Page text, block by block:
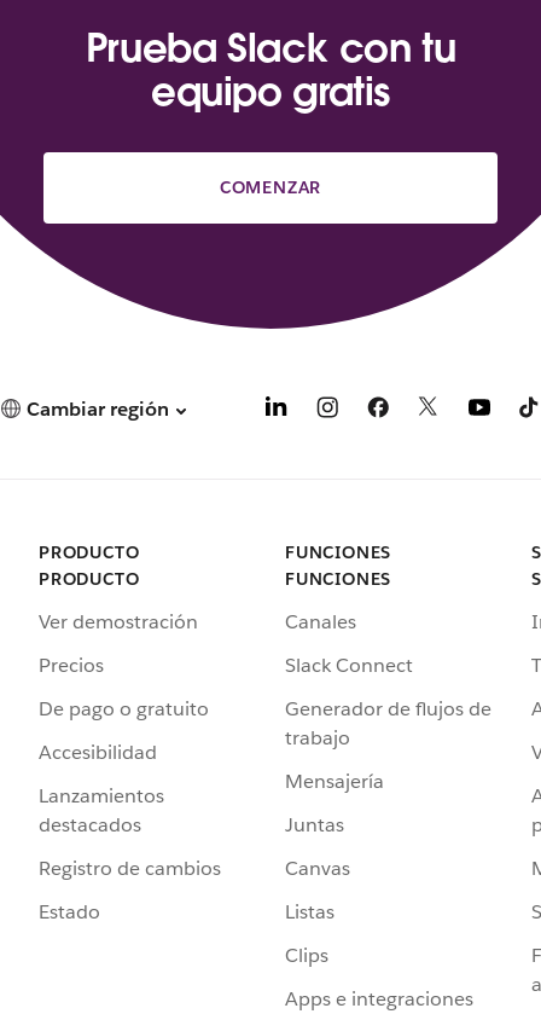
Prueba Slack con tu
equipo gratis
COMENZAR
Cambiar región
PRODUCTO
PRODUCTO
Ver demostración
Precios
De pago o gratuito
Accesibilidad
Lanzamientos
destacados
Registro de cambios
Estado
FUNCIONES
FUNCIONES
Canales
Slack Connect
Generador de flujos de
trabajo
Mensajería
Juntas
Canvas
Listas
Clips
Apps e integraciones